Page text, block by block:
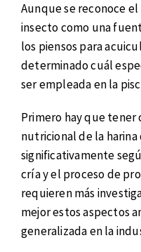
Aunque se reconoce
insecto como una
los piensos para
determinado cuál
ser empleada en la
Primero hay que tener
nutricional de la
significativamente
cría y el proceso de
requieren más
mejor estos aspectos
generalizada en la